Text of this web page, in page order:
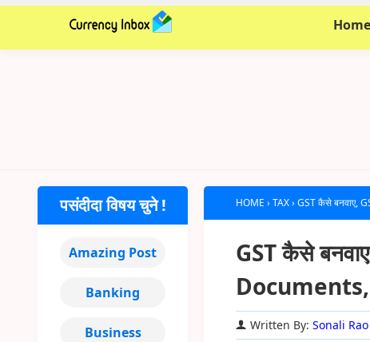
Home
HOME ›TAX›GST कैसे बनवाए,
GST कैसे
Written By:Sonali Rao
पसंदीदा विषय चुने !
Amazing Post
Banking
Business